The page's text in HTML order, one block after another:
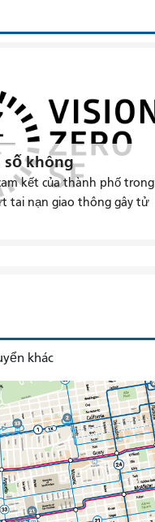
số không
kết của thành phố trong
tai nạn giao thông gây tử
khác